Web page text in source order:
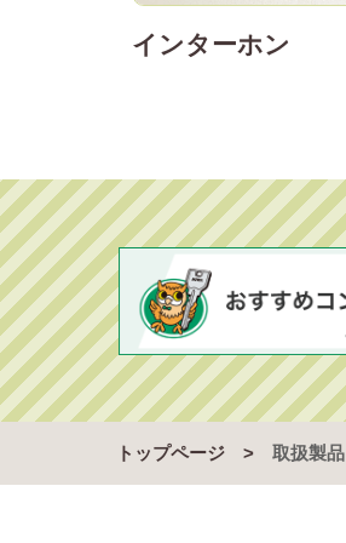
インターホン
トップページ 取扱製品